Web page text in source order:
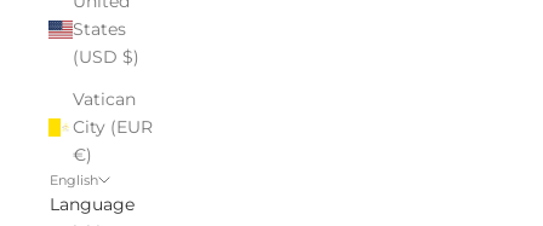
States
(USD $)
Vatican
City (EUR
€)
English
Language